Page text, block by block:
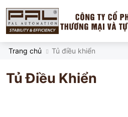
Trang chủ Tủ điều khiển
Tủ Điều Khiển